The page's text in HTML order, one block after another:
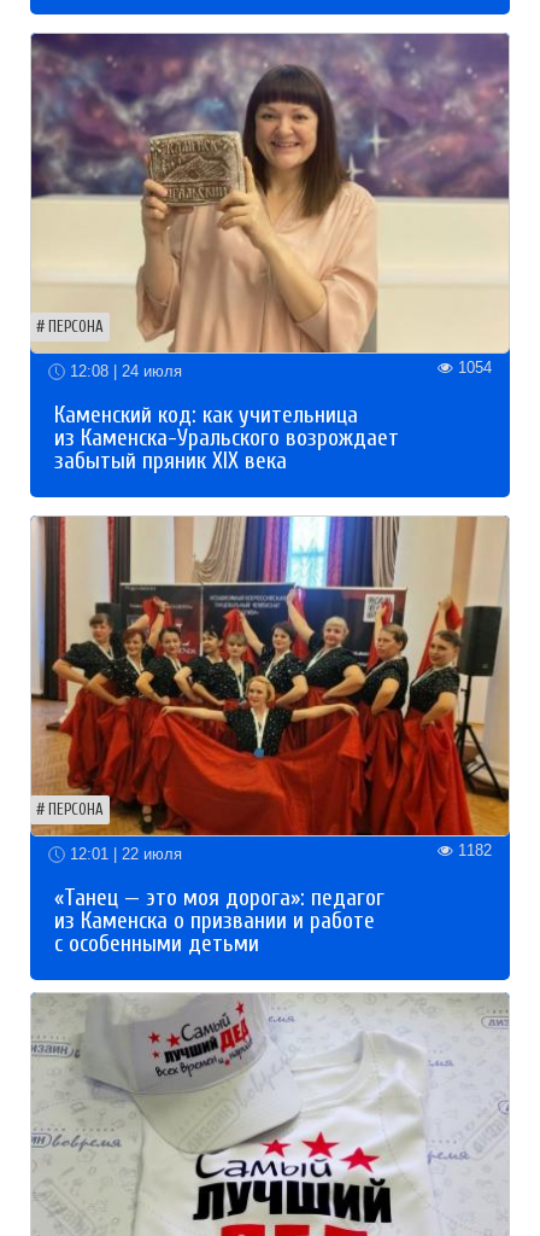
ПЕРСОНА
12:08 | 24 июля 1054
Каменский код: как учительница
из Каменска-Уральского возрождает
забытый пряник XIX века
ПЕРСОНА
12:01 | 22 июля 1182
«Танец — это моя дорога»: педагог
из Каменска о призвании и работе
с особенными детьми